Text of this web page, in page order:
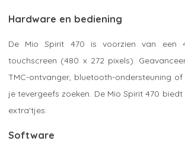
Hardware en bediening
De Mio Spirit 470 is voorzien van een
touchscreen (480 x 272 pixels).
TMC-ontvanger, bluetooth-ondersteuning
je tevergeefs zoeken. De Mio Spirit 470
extra'tjes.
Software